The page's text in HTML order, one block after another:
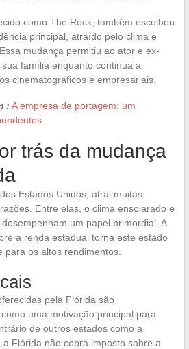
como The Rock, também escolheu
principal, atraído pelo clima e
mudança permitiu ao ator e ex-
família enquanto continua a
cinematográficos e empresariais.
: A empresa de portagem: um
trás da mudança
Estados Unidos, atrai muitas
Entre elas, o clima ensolarado e
um papel primordial. A
a renda estadual torna este estado
para os altos rendimentos.
pela Flórida são
uma motivação principal para
de outros estados como a
a Flórida não cobra imposto sobre a